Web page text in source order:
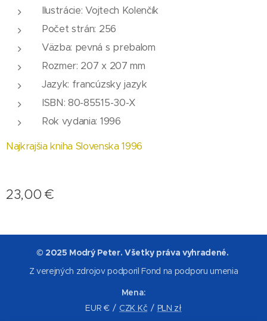
Ilustrácie: Vojtech Kolenčík
Počet strán: 256
Väzba: pevná s prebalom
Rozmer: 207 x 207 mm
Jazyk: francúzsky jazyk
ISBN: 80-85515-30-X
Rok vydania: 1996
Najkrajšia kniha Slovenska 1996
23,00 €
© 2025 Modrý Peter. Všetky práva vyhradené.
Z verejných zdrojov podporil Fond na podporu umenia
Mena
EUR €
CZK Kč PLN zł